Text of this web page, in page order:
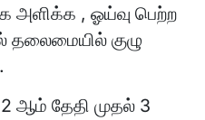
அளிக்க , ஓய்வு பெற்ற
தலைமையில் குழு
ஆம் தேதி முதல் 3